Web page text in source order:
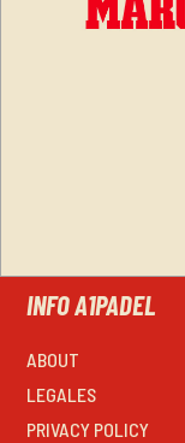
INFO A1PADEL
ABOUT
LEGALES
PRIVACY POLICY